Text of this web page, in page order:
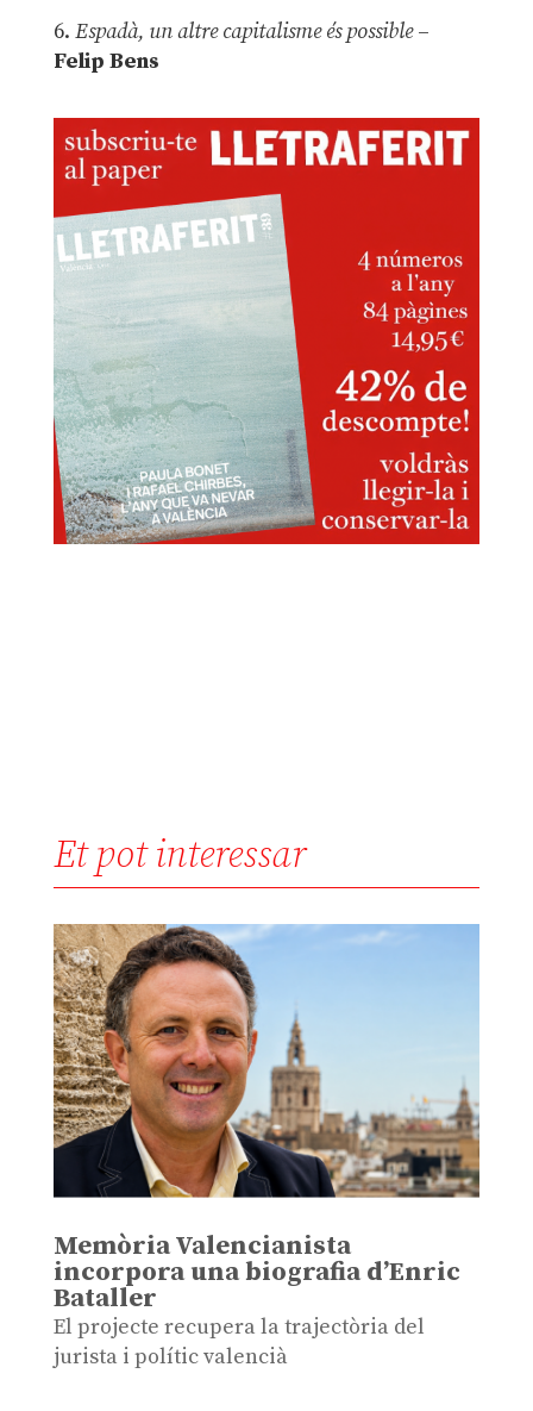
6. Espadà, un altre capitalisme és possible –
Felip Bens
Et pot interessar
Memòria Valencianista
incorpora una biografia d’Enric
Bataller
El projecte recupera la trajectòria del
jurista i polític valencià